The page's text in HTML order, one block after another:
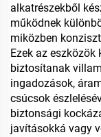
alkatrészekből
működnek
miközben
Ezek az
biztosítanak
ingadozások,
csúcsok
biztonsági
javításokká vagy